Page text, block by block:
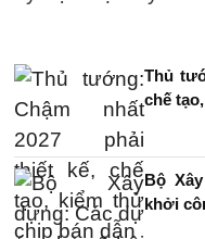
Thủ
chế
Bộ
khởi